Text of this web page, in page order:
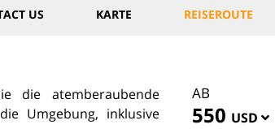
US KARTE REISEROUTE
die atemberaubende
Umgebung, inklusive
AB
550 USD